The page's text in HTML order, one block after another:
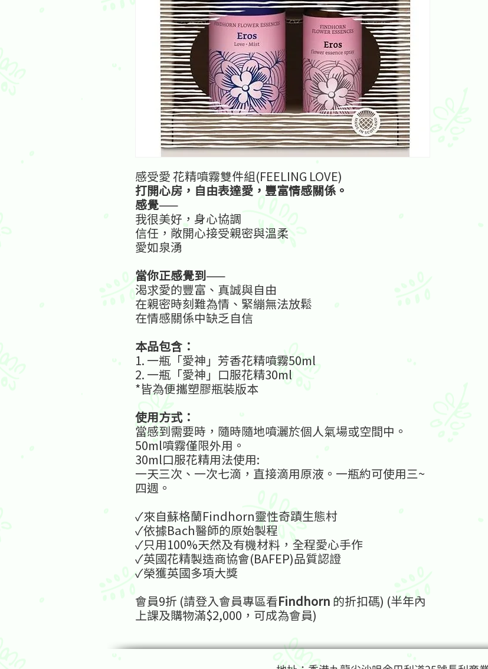
感受愛 花精噴霧雙件組(FEELING LOVE)
打開心房，自由表達愛，豐富情感關係。
感覺——
我很美好，身心協調
信任，敞開心接受親密與溫柔
愛如泉湧
當你正感覺到——
渴求愛的豐富、真誠與自由
在親密時刻難為情、緊繃無法放鬆
在情感關係中缺乏自信
本品包含：
1. 一瓶「愛神」芳香花精噴霧50ml
2. 一瓶「愛神」口服花精30ml
*皆為便攜塑膠瓶裝版本
使用方式：
當感到需要時，隨時隨地噴灑於個人氣場或空間中。
50ml噴霧僅限外用。
30ml口服花精用法使用:
一天三次、一次七滴，直接滴用原液。一瓶約可使用三~
四週。
✓來自蘇格蘭Findhorn靈性奇蹟生態村
✓依據Bach醫師的原始製程
✓只用100%天然及有機材料，全程愛心手作
✓英國花精製造商協會(BAFEP)品質認證
✓榮獲英國多項大獎
會員9折 (請登入會員專區看Findhorn 的折扣碼) (半年內
上課及購物滿$2,000，可成為會員)